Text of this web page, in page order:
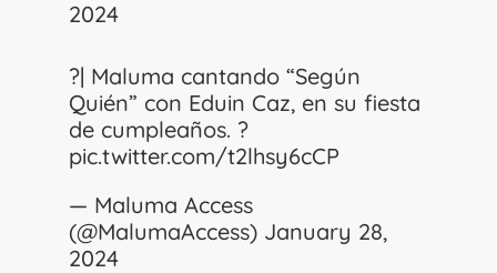
2024
?| Maluma cantando “Según
Quién” con Eduin Caz, en su fiesta
de cumpleaños. ?
pic.twitter.com/t2lhsy6cCP
— Maluma Access
(@MalumaAccess) January 28,
2024